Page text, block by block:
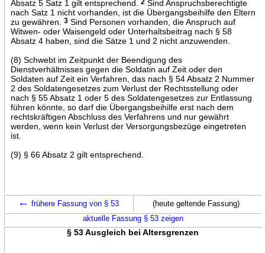
Absatz 5 Satz 1 gilt entsprechend.
2Sind Anspruchsberechtigte
nach Satz 1 nicht vorhanden, ist die Übergangsbeihilfe den Eltern
zu gewähren.
3Sind Personen vorhanden, die Anspruch auf
Witwen- oder Waisengeld oder Unterhaltsbeitrag nach § 58
Absatz 4 haben, sind die Sätze 1 und 2 nicht anzuwenden.
(8) Schwebt im Zeitpunkt der Beendigung des
Dienstverhältnisses gegen die Soldatin auf Zeit oder den
Soldaten auf Zeit ein Verfahren, das nach § 54 Absatz 2 Nummer
2 des Soldatengesetzes zum Verlust der Rechtsstellung oder
nach § 55 Absatz 1 oder 5 des Soldatengesetzes zur Entlassung
führen könnte, so darf die Übergangsbeihilfe erst nach dem
rechtskräftigen Abschluss des Verfahrens und nur gewährt
werden, wenn kein Verlust der Versorgungsbezüge eingetreten
ist.
(9) § 66 Absatz 2 gilt entsprechend.
← frühere Fassung von § 53
(heute geltende Fassung)
aktuelle Fassung § 53 zeigen
§ 53 Ausgleich bei Altersgrenzen